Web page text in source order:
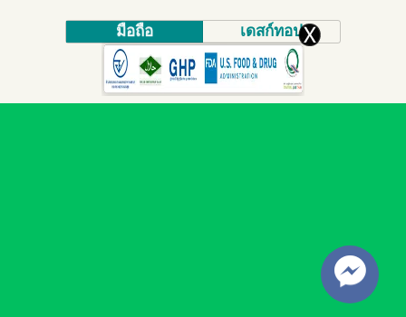
มือถือ เดสก์ทอป